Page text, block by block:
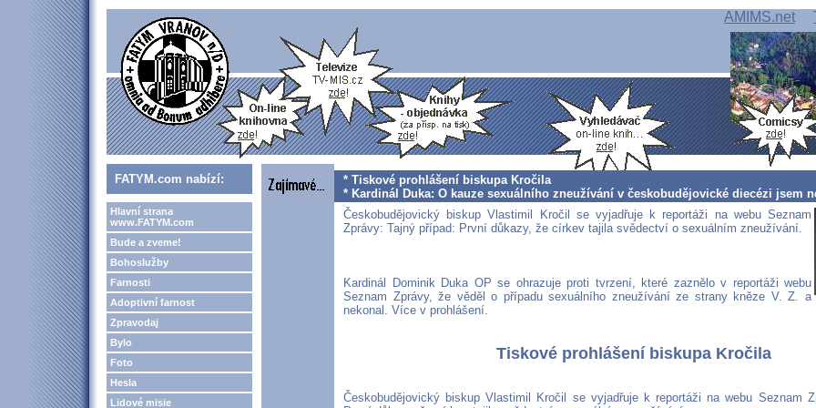
AMIMS.net
FATYM.com nabízí:
Hlavní strana
www.FATYM.com
Bude a zveme!
Bohoslužby
Farnosti
Adoptivní farnost
Zpravodaj
Bylo
Foto
Hesla
Lidové misie
* Tiskové prohlášení biskupa Kročila
* Kardinál Duka: O kauze sexuálního zneužívání v českobudějovické diecézi jsem
Českobudějovický biskup Vlastimil Kročil se vyjadřuje k reportáži na webu Seznam
Zprávy: Tajný případ: První důkazy, že církev tajila svědectví o sexuálním zneužívání.
Kardinál Dominik Duka OP se ohrazuje proti tvrzení, které zaznělo v reportáži webu
Seznam Zprávy, že věděl o případu sexuálního zneužívání ze strany kněze V. Z. a
nekonal. Více v prohlášení.
Tiskové prohlášení biskupa Kročila
Českobudějovický biskup Vlastimil Kročil se vyjadřuje k reportáži na webu Seznam